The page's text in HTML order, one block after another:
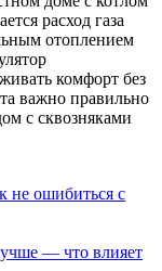
расход газа
отоплением
комфорт без
важно правильно
с сквозняками
не ошибиться с
— что влияет